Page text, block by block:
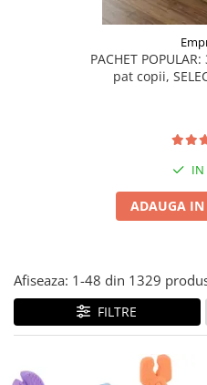
PACHET
pat copii,
IN
ADAUGA IN
Afiseaza: 1-48 din 1329
FILTRE